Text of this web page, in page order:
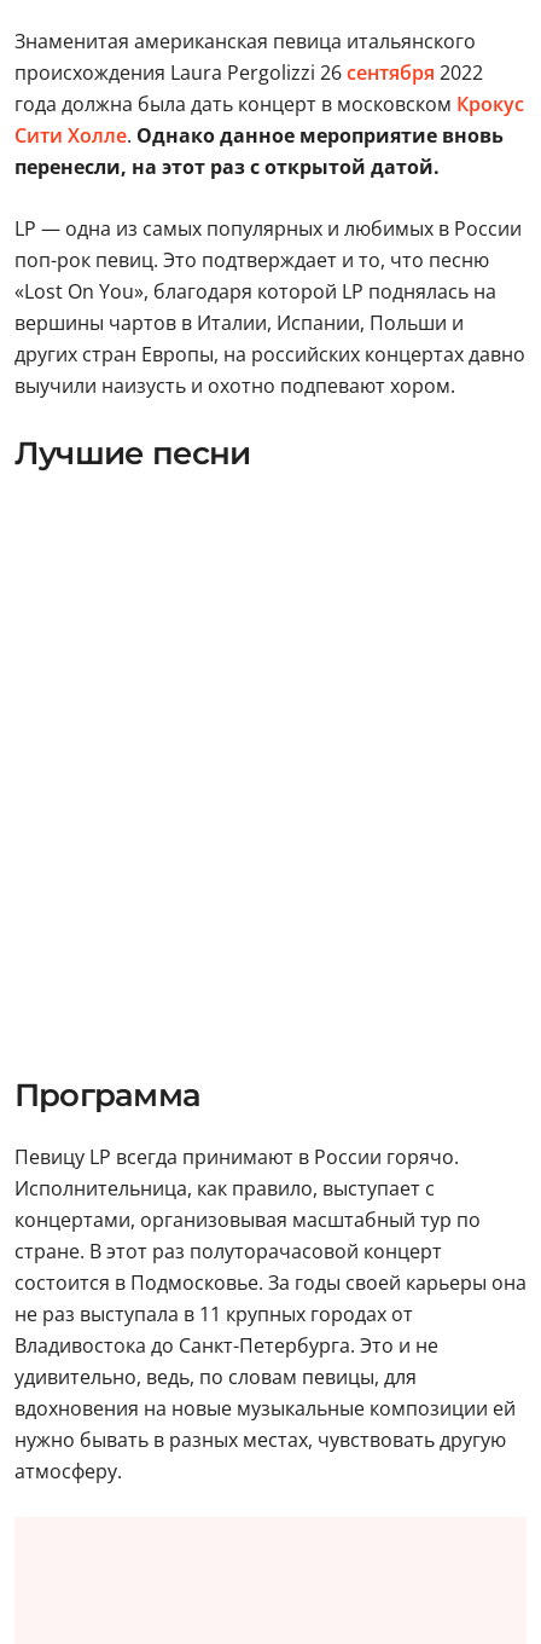
Знаменитая американская певица итальянского
происхождения Laura Pergolizzi 26сентября 2022
года должна была дать концерт в московском Крокус
Сити Холле. Однако данное мероприятие вновь
перенесли, на этот раз с открытой датой.
LP — одна из самых популярных и любимых в России
поп-рок певиц. Это подтверждает и то, что песню
«Lost On You», благодаря которой LP поднялась на
вершины чартов в Италии, Испании, Польши и
других стран Европы, на российских концертах давно
выучили наизусть и охотно подпевают хором.
Лучшие песни
Программа
Певицу LP всегда принимают в России горячо.
Исполнительница, как правило, выступает с
концертами, организовывая масштабный тур по
стране. В этот раз полуторачасовой концерт
состоится в Подмосковье. За годы своей карьеры она
не раз выступала в 11 крупных городах от
Владивостока до Санкт-Петербурга. Это и не
удивительно, ведь, по словам певицы, для
вдохновения на новые музыкальные композиции ей
нужно бывать в разных местах, чувствовать другую
атмосферу.